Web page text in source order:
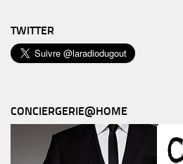
TWITTER
CONCIERGERIE@HOME